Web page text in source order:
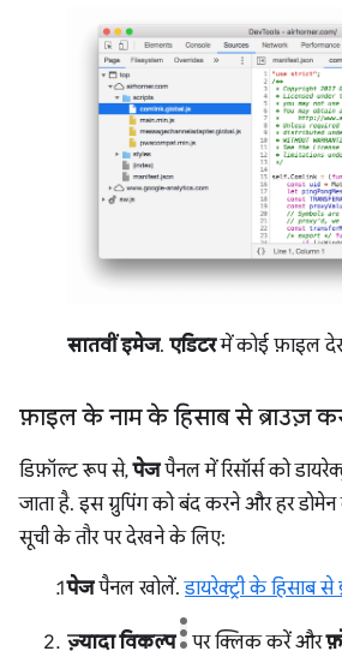
सातवीं इमेज. एडिटरमें कोई फ़ाइल
फ़ाइल के नाम के हिसाब से ब्राउज़
डिफ़ॉल्ट रूप से,पेजपैनल में रिसॉर्स को
जाता है. इस ग्रुपिंग को बंद करने और हर
सूची के तौर पर देखने के लिए:
पेजपैनल खोलें.डायरेक्ट्री के हिसाब से
ज़्यादा विकल्प पर क्लिक करें और